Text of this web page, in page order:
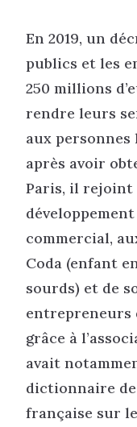
En 2019, un
publics et les
250 millions
rendre leurs
aux personnes
après avoir
Paris, il rejoint
commercial,
Coda (enfant
sourds) et de
entrepreneurs
grâce à
avait
dictionnaire de
française sur